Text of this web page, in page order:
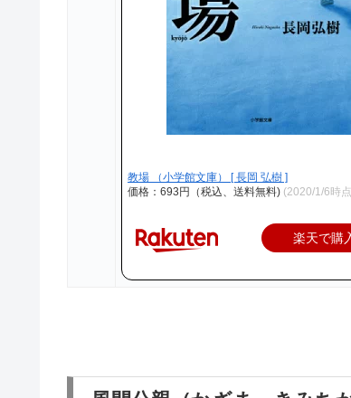
教場 （小学館文庫） [ 長岡 弘樹 ]
価格：693円（税込、送料無料) (2020/1/6時
楽天で購